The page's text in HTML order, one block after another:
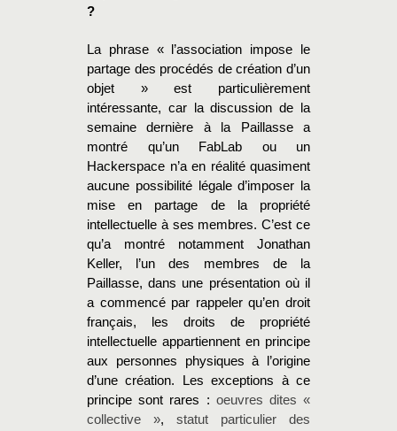
?
La phrase « l’association impose le
partage des procédés de création d’un
objet »est particulièrement
intéressante, car la discussion de la
semaine dernière à la Paillasse a
montré qu’un FabLab ou un
Hackerspace n’a en réalité quasiment
aucune possibilité légale d’imposer la
mise en partage de la propriété
intellectuelle à ses membres. C’est ce
qu’a montré notamment Jonathan
Keller, l’un des membres de la
Paillasse, dans une présentation où il
a commencé par rappeler qu’en droit
français, les droits de propriété
intellectuelle appartiennent en principe
aux personnes physiques à l’origine
d’une création. Les exceptions à ce
principe sont rares : oeuvres dites «
collective », statut particulier des